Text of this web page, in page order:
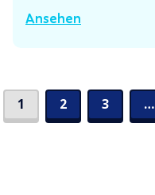
e
W
n
Ansehen
S 1 2 3 …